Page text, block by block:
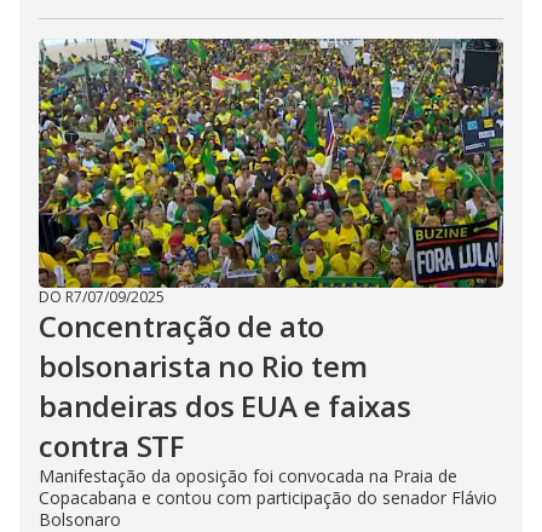
DO R7/07/09/2025
Concentração de ato
bolsonarista no Rio tem
bandeiras dos EUA e faixas
contra STF
Manifestação da oposição foi convocada na Praia de
Copacabana e contou com participação do senador Flávio
Bolsonaro